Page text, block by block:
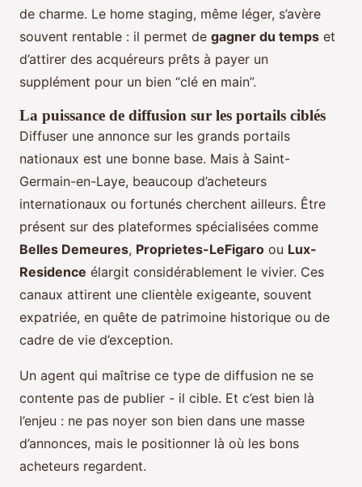
de charme. Le home staging, même léger, s’avère
souvent rentable : il permet de gagner du temps et
d’attirer des acquéreurs prêts à payer un
supplément pour un bien “clé en main”.
La puissance de diffusion sur les portails ciblés
Diffuser une annonce sur les grands portails
nationaux est une bonne base. Mais à Saint-
Germain-en-Laye, beaucoup d’acheteurs
internationaux ou fortunés cherchent ailleurs. Être
présent sur des plateformes spécialisées comme
Belles Demeures, Proprietes-LeFigaro ou Lux-
Residence élargit considérablement le vivier. Ces
canaux attirent une clientèle exigeante, souvent
expatriée, en quête de patrimoine historique ou de
cadre de vie d’exception.
Un agent qui maîtrise ce type de diffusion ne se
contente pas de publier - il cible. Et c’est bien là
l’enjeu : ne pas noyer son bien dans une masse
d’annonces, mais le positionner là où les bons
acheteurs regardent.